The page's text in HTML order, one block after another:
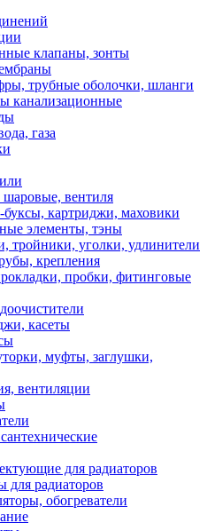
клапаны, зонты
трубные оболочки, шланги
канализационные
газа
вентиля
картриджи, маховики
элементы, тэны
тройники, уголки, удлинители
крепления
пробки, фитинговые
касеты
муфты, заглушки,
вентиляции
для радиаторов
для радиаторов
обогреватели